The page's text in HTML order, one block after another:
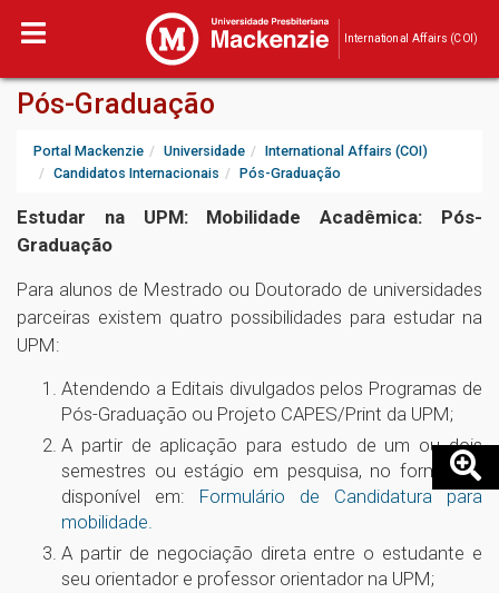
International Affairs (COI)
Pós-Graduação
Portal Mackenzie Universidade
International Affairs (COI)
Candidatos Internacionais
Pós-Graduação
Estudar na UPM: Mobilidade Acadêmica: Pós-
Graduação
Para alunos de Mestrado ou Doutorado de universidades
parceiras existem quatro possibilidades para estudar na
UPM:
Atendendo a Editais divulgados pelos Programas de
Pós-Graduação ou Projeto CAPES/Print da UPM;
A partir de aplicação para estudo de um ou dois
semestres ou estágio em pesquisa, no formulário
disponível em: Formulário de Candidatura para
mobilidade.
A partir de negociação direta entre o estudante e
seu orientador e professor orientador na UPM;